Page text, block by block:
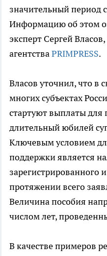
значительный период
Информацию об этом
эксперт Сергей
агентстваPRIMPRESS.
Власов уточнил, что в
многих субъектах
стартуют выплаты
длительный юбилей
Ключевым условием
поддержки является
зарегистрированного
протяжении всего
Величина пособия
числом лет,
В качестве примеров